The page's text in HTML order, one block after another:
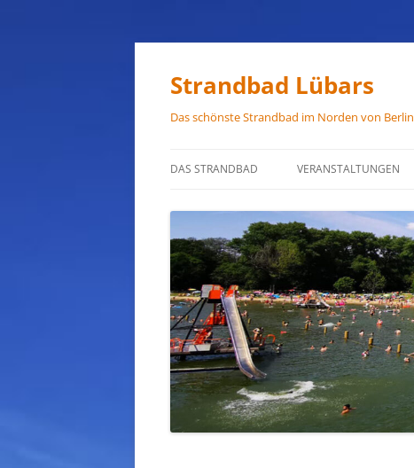
Zum
Strandbad Lübars
Das schönste Strandbad im Norden von Berlin
DAS STRANDBAD
ANFAHRT
HAUSORDNUNG
VERMIETUNG
PRESSEFOTOS
JOB-ANGEBOTE
VERANSTALTUNGEN